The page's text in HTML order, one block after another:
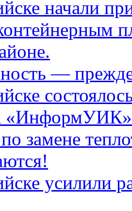
начали
—
«ИнформУИК»
замене
усилили